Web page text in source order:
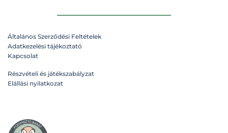
Általános Szerződési Feltételek
Adatkezelési tájékoztató
Kapcsolat
Részvételi és játékszabályzat
Elállási nyilatkozat